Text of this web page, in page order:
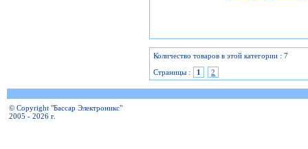
Количество товаров в этой категории : 7
Страницы :
1 2
© Copyright "Бассар Электроникс"
2005 - 2026 г.